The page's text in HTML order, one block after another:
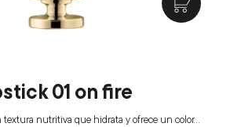
01 on fire
textura nutritiva que hidrata y ofrece un color…